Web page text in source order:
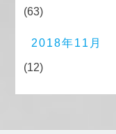
(63)
2018年11月
(12)